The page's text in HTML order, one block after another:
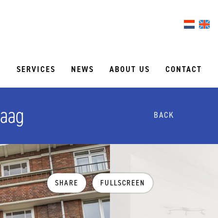
SERVICES NEWS ABOUT US CONTACT
BACK
SHARE FULLSCREEN